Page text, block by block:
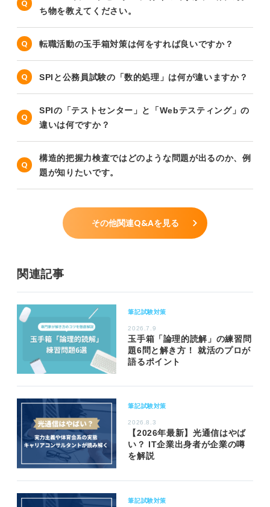
ち物を教えてください。
転職活動の玉手箱対策は何をすれば良いですか？
SPIと公務員試験の「数的処理」は何が違いますか？
SPIの「テストセンター」と「Webテスティング」の
違いは何ですか？
構造的把握力検査ではどのような問題が出るのか、例
題が知りたいです。
その他関連Q&Aを見る
関連記事
筆記試験対策
2026.7.9
玉手箱「論理的読解」の練習問
題6問と解き方！ 就活のプロが
語るポイント
筆記試験対策
2026.8.3
【2026年最新】光通信はやば
い？ IT企業出身者が企業の噂
を解説
筆記試験対策